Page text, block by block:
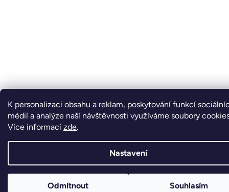
K personalizaci obsahu a reklam, poskytování funkcí
médií a analýze naší návštěvnosti využíváme soubory
Více informací zde.
Nastavení
Odmítnout Souhlasím